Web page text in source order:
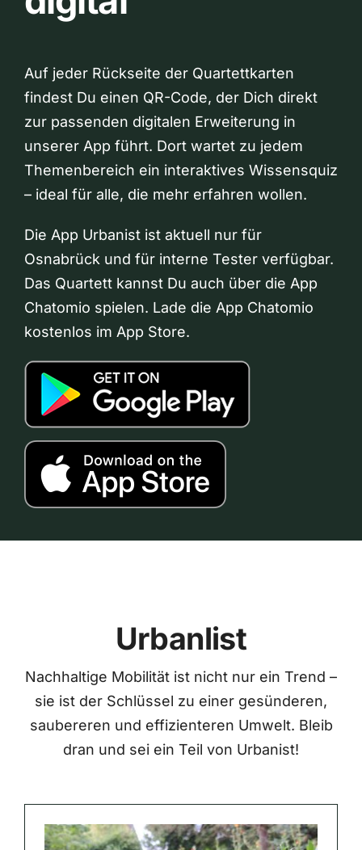
Auf jeder Rückseite der Quartettkarten
findest Du einen QR-Code, der Dich direkt
zur passenden digitalen Erweiterung in
unserer App führt. Dort wartet zu jedem
Themenbereich ein interaktives Wissensquiz
– ideal für alle, die mehr erfahren wollen.
Die App Urbanist ist aktuell nur für
Osnabrück und für interne Tester verfügbar.
Das Quartett kannst Du auch über die App
Chatomio spielen. Lade die App Chatomio
kostenlos im App Store.
Urbanlist
Nachhaltige Mobilität ist nicht nur ein Trend –
sie ist der Schlüssel zu einer gesünderen,
saubereren und effizienteren Umwelt. Bleib
dran und sei ein Teil von Urbanist!